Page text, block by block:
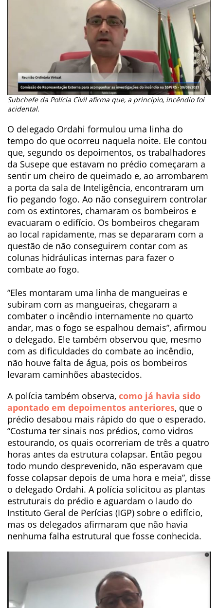
Subchefe da Polícia Civil afirma que, a princípio, incêndio foi
acidental.
O delegado Ordahi formulou uma linha do
tempo do que ocorreu naquela noite. Ele contou
que, segundo os depoimentos, os trabalhadores
da Susepe que estavam no prédio começaram a
sentir um cheiro de queimado e, ao arrombarem
a porta da sala de Inteligência, encontraram um
fio pegando fogo. Ao não conseguirem controlar
com os extintores, chamaram os bombeiros e
evacuaram o edifício. Os bombeiros chegaram
ao local rapidamente, mas se depararam com a
questão de não conseguirem contar com as
colunas hidráulicas internas para fazer o
combate ao fogo.
“Eles montaram uma linha de mangueiras e
subiram com as mangueiras, chegaram a
combater o incêndio internamente no quarto
andar, mas o fogo se espalhou demais”, afirmou
o delegado. Ele também observou que, mesmo
com as dificuldades do combate ao incêndio,
não houve falta de água, pois os bombeiros
levaram caminhões abastecidos.
A polícia também observa, como já havia sido
apontado em depoimentos anteriores, que o
prédio desabou mais rápido do que o esperado.
“Costuma ter sinais nos prédios, como vidros
estourando, os quais ocorreriam de três a quatro
horas antes da estrutura colapsar. Então pegou
todo mundo desprevenido, não esperavam que
fosse colapsar depois de uma hora e meia”, disse
o delegado Ordahi. A polícia solicitou as plantas
estruturais do prédio e aguardam o laudo do
Instituto Geral de Perícias (IGP) sobre o edifício,
mas os delegados afirmaram que não havia
nenhuma falha estrutural que fosse conhecida.